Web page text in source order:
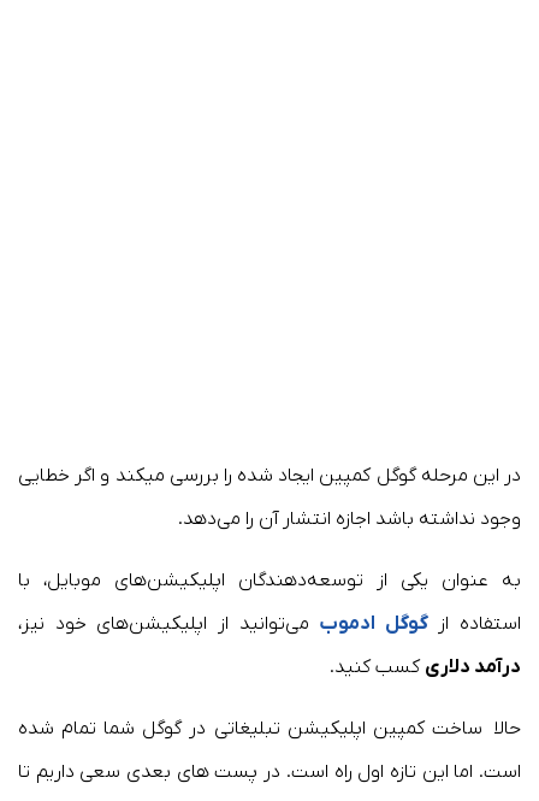
در این مرحله گوگل کمپین ایجاد شده را بررسی میکند و اگر خطایی
وجود نداشته باشد اجازه انتشار آن را می‌دهد.
به عنوان یکی از توسعه‌دهندگان اپلیکیشن‌های موبایل، با
استفاده ازگوگل ادموب می‌توانید از اپلیکیشن‌های خود نیز،
درآمد دلاری کسب کنید.
حالا ساخت کمپین اپلیکیشن تبلیغاتی در گوگل شما تمام شده
است. اما این تازه اول راه است. در پست های بعدی سعی داریم تا